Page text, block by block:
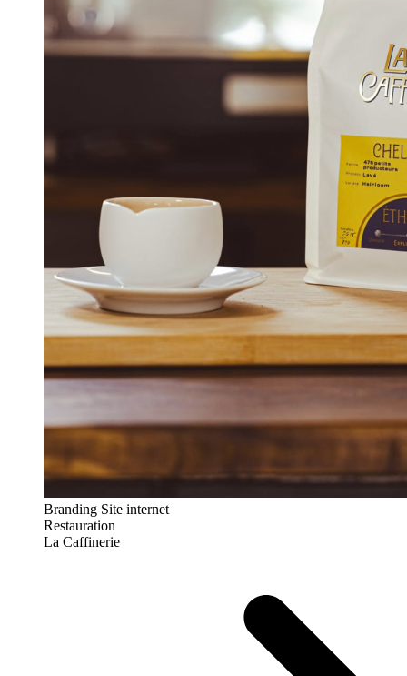
Branding Site internet
Restauration
La Caffinerie